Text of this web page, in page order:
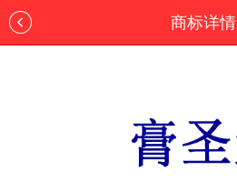
商标详情